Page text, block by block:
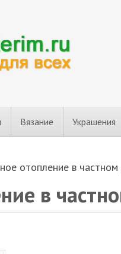
Вязание Украшения
отопление в
в